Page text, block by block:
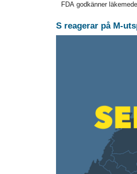
FDA godkänner
S reagerar på M-